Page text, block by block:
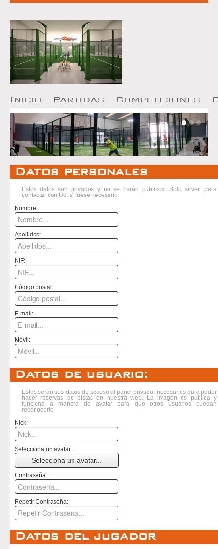
I nicio Partidas Competiciones
Datos personales
Estos datos son privados y no se harán públicos. Solo sirven para
contactar con Ud. si fuese necesario
Nombre:
Apellidos:
NIF:
Código postal:
E-mail:
Móvil:
Datos de usuario:
Estos serán sus datos de acceso al panel privado, necesarios para poder
hacer reservas de pistas en nuestra web. La imagen es pública y
funciona a manera de avatar para que otros usuarios puedan
reconocerle.
Nick:
Selecciona un avatar...
Selecciona un avatar...
Contraseña:
Repetir Contraseña:
Datos del jugador